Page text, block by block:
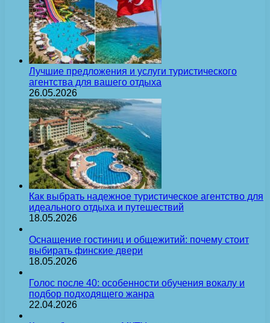
Лучшие предложения и услуги туристического
агентства для вашего отдыха
26.05.2026
Как выбрать надежное туристическое агентство для
идеального отдыха и путешествий
18.05.2026
Оснащение гостиниц и общежитий: почему стоит
выбирать финские двери
18.05.2026
Голос после 40: особенности обучения вокалу и
подбор подходящего жанра
22.04.2026